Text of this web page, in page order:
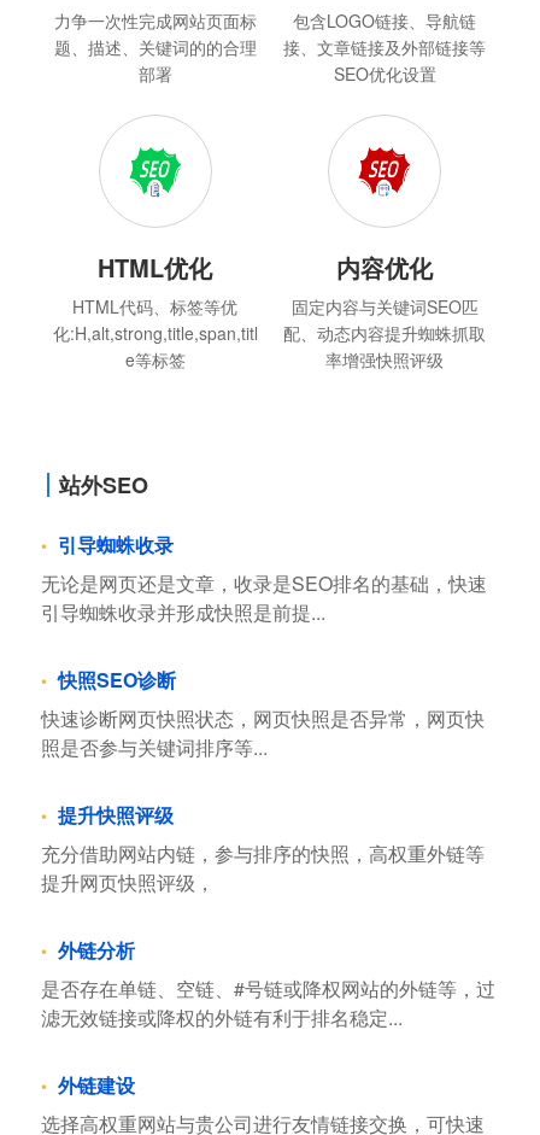
力争一次性完成网站页面标
题、描述、关键词的的合理
部署
包含LOGO链接、导航链
接、文章链接及外部链接等
SEO优化设置
HTML优化
HTML代码、标签等优
化:H,alt,strong,title,span,titl
e等标签
内容优化
固定内容与关键词SEO匹
配、动态内容提升蜘蛛抓取
率增强快照评级
站外SEO
引导蜘蛛收录
无论是网页还是文章，收录是SEO排名的基础，快速
引导蜘蛛收录并形成快照是前提...
快照SEO诊断
快速诊断网页快照状态，网页快照是否异常，网页快
照是否参与关键词排序等...
提升快照评级
充分借助网站内链，参与排序的快照，高权重外链等
提升网页快照评级，
外链分析
是否存在单链、空链、#号链或降权网站的外链等，过
滤无效链接或降权的外链有利于排名稳定...
外链建设
选择高权重网站与贵公司进行友情链接交换，可快速